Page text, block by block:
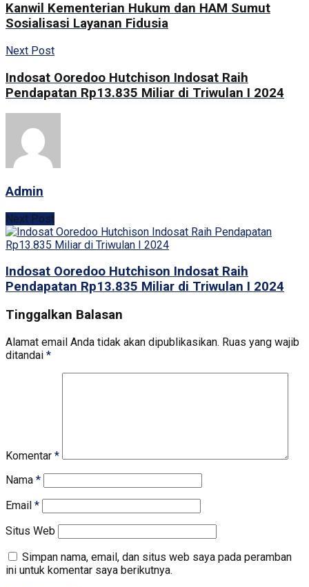
Kanwil Kementerian Hukum dan HAM Sumut
Sosialisasi Layanan Fidusia
Next Post
Indosat Ooredoo Hutchison Indosat Raih
Pendapatan Rp13.835 Miliar di Triwulan I 2024
Admin
Next Post
Indosat Ooredoo Hutchison Indosat Raih
Pendapatan Rp13.835 Miliar di Triwulan I 2024
Tinggalkan Balasan
Alamat email Anda tidak akan dipublikasikan. Ruas yang wajib
ditandai *
Komentar *
Nama *
Email *
Situs Web
Simpan nama, email, dan situs web saya pada peramban
ini untuk komentar saya berikutnya.